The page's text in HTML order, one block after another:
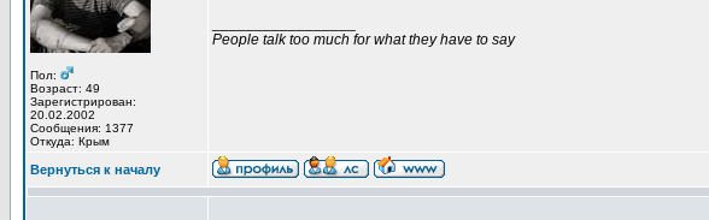
Пол:
Возраст: 49
Зарегистрирован:
20.02.2002
Сообщения: 1377
Откуда: Крым
People talk too much for what they have to say
Вернуться к началу